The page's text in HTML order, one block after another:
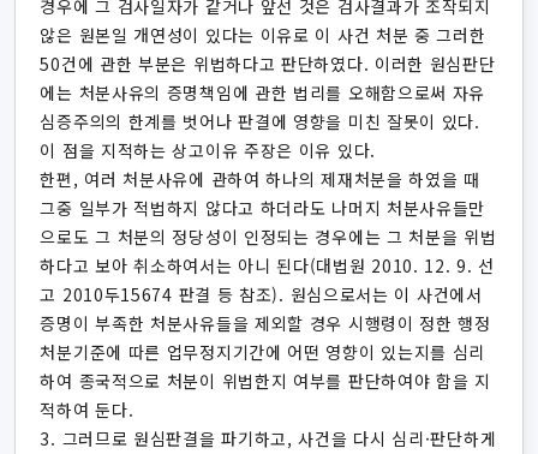
경우에 그 검사일자가 같거나 앞선 것은 검사결과가 조작되지
않은 원본일 개연성이 있다는 이유로 이 사건 처분 중 그러한
50건에 관한 부분은 위법하다고 판단하였다. 이러한 원심판단
에는 처분사유의 증명책임에 관한 법리를 오해함으로써 자유
심증주의의 한계를 벗어나 판결에 영향을 미친 잘못이 있다.
이 점을 지적하는 상고이유 주장은 이유 있다.
한편, 여러 처분사유에 관하여 하나의 제재처분을 하였을 때
그중 일부가 적법하지 않다고 하더라도 나머지 처분사유들만
으로도 그 처분의 정당성이 인정되는 경우에는 그 처분을 위법
하다고 보아 취소하여서는 아니 된다(대법원 2010. 12. 9. 선
고 2010두15674 판결 등 참조). 원심으로서는 이 사건에서
증명이 부족한 처분사유들을 제외할 경우 시행령이 정한 행정
처분기준에 따른 업무정지기간에 어떤 영향이 있는지를 심리
하여 종국적으로 처분이 위법한지 여부를 판단하여야 함을 지
적하여 둔다.
3. 그러므로 원심판결을 파기하고, 사건을 다시 심리·판단하게